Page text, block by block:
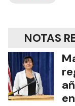
NOTAS